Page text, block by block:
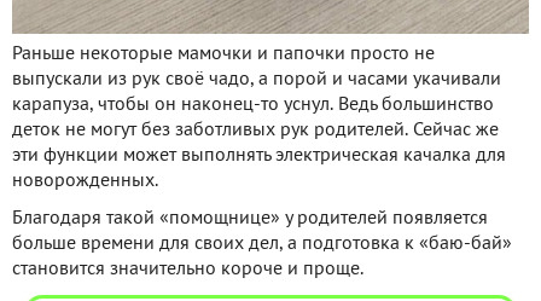
Раньше некоторые мамочки и папочки просто не
выпускали из рук своё чадо, а порой и часами укачивали
карапуза, чтобы он наконец-то уснул. Ведь большинство
деток не могут без заботливых рук родителей. Сейчас же
эти функции может выполнять электрическая качалка для
новорожденных.
Благодаря такой «помощнице» у родителей появляется
больше времени для своих дел, а подготовка к «баю-бай»
становится значительно короче и проще.